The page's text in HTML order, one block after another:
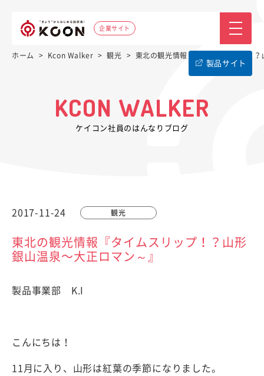
企業サイト
製品サイト
ホーム > Kcon Walker > 観光 > 東北の観光情報『タイムスリップ！
KCON WALKER
ケイコン社員のはんなりブログ
2017-11-24 観光
東北の観光情報『タイムスリップ！？山形
銀山温泉〜大正ロマン～』
製品事業部 K.I
こんにちは！
11 月に入り、山形は紅葉の季節になりました。